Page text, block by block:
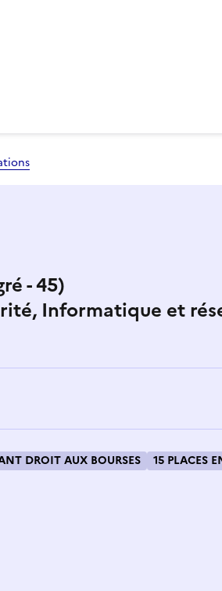
- 45)
Informatique et
DROIT AUX BOURSES 15 PLACES